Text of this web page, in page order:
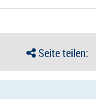
Seite teilen: